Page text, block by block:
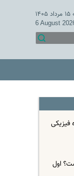
6 August
فیزیکی
اول